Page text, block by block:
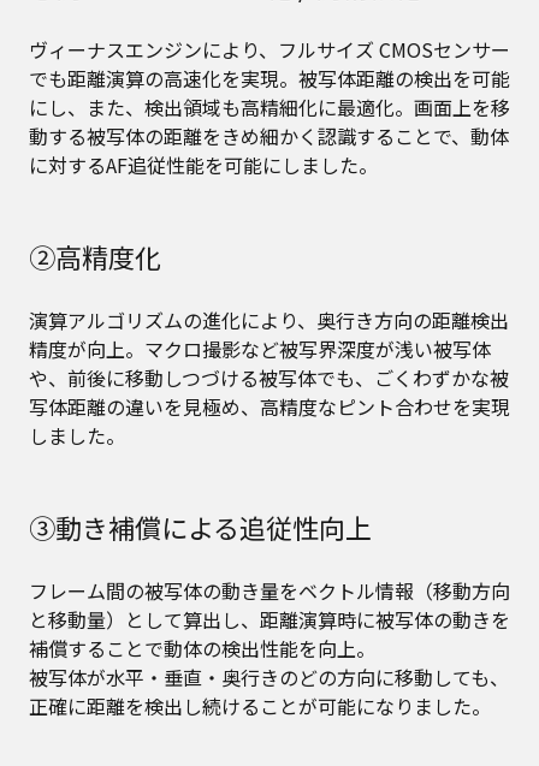
ヴィーナスエンジンにより、フルサイズ CMOSセンサー
でも距離演算の高速化を実現。被写体距離の検出を可能
にし、また、検出領域も高精細化に最適化。画面上を移
動する被写体の距離をきめ細かく認識することで、動体
に対するAF追従性能を可能にしました。
②高精度化
演算アルゴリズムの進化により、奥行き方向の距離検出
精度が向上。マクロ撮影など被写界深度が浅い被写体
や、前後に移動しつづける被写体でも、ごくわずかな被
写体距離の違いを見極め、高精度なピント合わせを実現
しました。
③動き補償による追従性向上
フレーム間の被写体の動き量をベクトル情報（移動方向
と移動量）として算出し、距離演算時に被写体の動きを
補償することで動体の検出性能を向上。
被写体が水平・垂直・奥行きのどの方向に移動しても、
正確に距離を検出し続けることが可能になりました。